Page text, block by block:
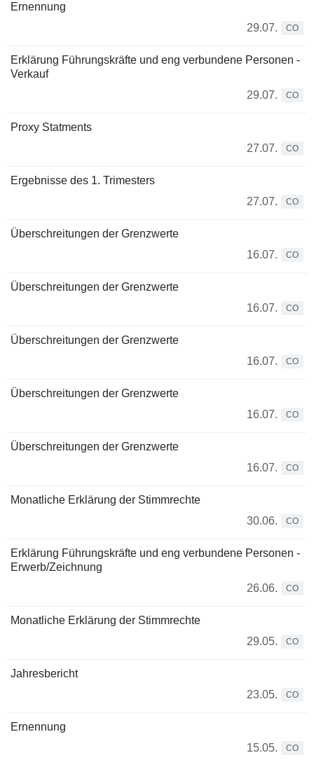
Ernennung
29.07.
CO
Erklärung Führungskräfte und eng verbundene Personen -
Verkauf
29.07.
CO
Proxy Statments
27.07.
CO
Ergebnisse des 1. Trimesters
27.07.
CO
Überschreitungen der Grenzwerte
16.07.
CO
Überschreitungen der Grenzwerte
16.07.
CO
Überschreitungen der Grenzwerte
16.07.
CO
Überschreitungen der Grenzwerte
16.07.
CO
Überschreitungen der Grenzwerte
16.07.
CO
Monatliche Erklärung der Stimmrechte
30.06.
CO
Erklärung Führungskräfte und eng verbundene Personen -
Erwerb/Zeichnung
26.06.
CO
Monatliche Erklärung der Stimmrechte
29.05.
CO
Jahresbericht
23.05.
CO
Ernennung
15.05.
CO